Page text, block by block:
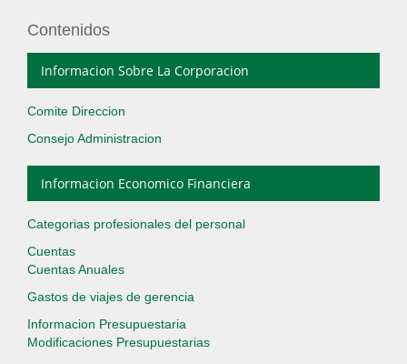
Contenidos
Informacion Sobre La Corporacion
Comite Direccion
Consejo Administracion
Informacion Economico Financiera
Categorias profesionales del personal
Cuentas
Cuentas Anuales
Gastos de viajes de gerencia
Informacion Presupuestaria
Modificaciones Presupuestarias